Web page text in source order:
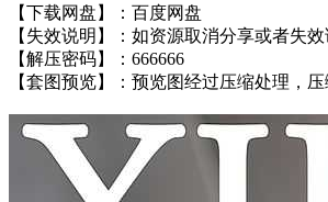
【下载网盘】：百度网盘
【失效说明】：如资源取消分享或者失
【解压密码】：666666
【套图预览】：预览图经过压缩处理，